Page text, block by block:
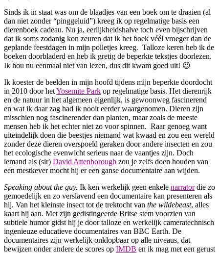
Sinds ik in staat was om de blaadjes van een boek om te draaien (al
dan niet zonder “pinggeluid”) kreeg ik op regelmatige basis een
dierenboek cadeau. Nu ja, eerlijkheidshalve toch even bijschrijven
dat ik soms zodanig kon zeuren dat ik het boek véél vroeger dan de
geplande feestdagen in mijn polletjes kreeg. Talloze keren heb ik de
boeken doorbladerd en heb ik gretig de beperkte tekstjes doorlezen.
Ik hou nu eenmaal niet van lezen, dus dit kwam goed uit! 😉
Ik koester de beelden in mijn hoofd tijdens mijn beperkte doordocht
in 2010 door hetYosemite Park op regelmatige basis. Het dierenrijk
en de natuur in het algemeen eigenlijk, is gewoonweg fascinerend
en wat ik daar zag had ik nooit eerder waargenomen. Dieren zijn
misschien nog fascinerender dan planten, maar zoals de meeste
mensen heb ik het echter niet zo voor spinnen. Raar genoeg want
uiteindelijk doen die beestjes niemand wat kwaad en zou een wereld
zonder deze dieren overspoeld geraken door andere insecten en zou
het ecologische evenwicht serieus naar de vaantjes zijn. Doch
iemand als (sir) David Attenborough zou je zelfs doen houden van
een mestkever mocht hij er een ganse documentaire aan wijden.
Speaking about the guy. Ik ken werkelijk geen enkele narratordie zo
gemoedelijk en zo verslavend een documentaire kan presenteren als
hij. Van het kleinste insect tot de trektocht van the wildebeast, alles
kaart hij aan. Met zijn gedistingeerde Britse stem voorzien van
subtiele humor gidst hij je door talloze en werkelijk cameratechnisch
ingenieuze educatieve documentaires van BBC Earth. De
documentaires zijn werkelijk onklopbaar op alle niveaus, dat
bewijzen onder andere de scores op IMDB en ik mag met een gerust